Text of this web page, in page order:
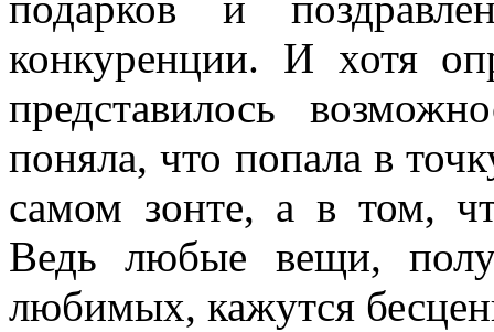
конкуренции. И хотя
представилось
поняла, что попала в
самом зонте, а в том,
Ведь любые вещи,
любимых, кажутся